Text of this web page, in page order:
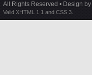
All Rights Reserved • Design by
Valid XHTML 1.1 and CSS 3.